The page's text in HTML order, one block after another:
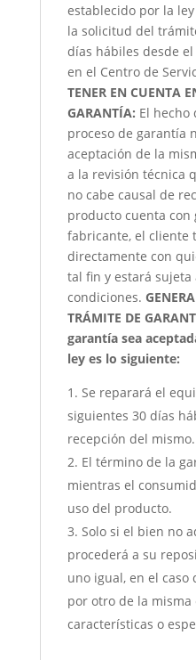
establecido por la
la solicitud del
días hábiles desde
en el Centro de
TENER EN CUENTA
GARANTÍA: El hecho
proceso de garantía
aceptación de la
a la revisión técnica
no cabe causal de
producto cuenta
fabricante, el cliente
directamente con
tal fin y estará sujeta
condiciones.
TRÁMITE DE
garantía sea
ley es lo siguiente:
Se reparará el
siguientes 30 días
recepción del mismo.
El término de la
mientras el
uso del producto.
Solo si el bien no
procederá a su
uno igual, en el caso
por otro de la misma
características o